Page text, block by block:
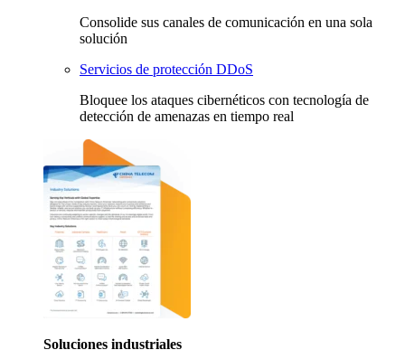
Consolide sus canales de comunicación en una sola
solución
Servicios de protección DDoS
Bloquee los ataques cibernéticos con tecnología de
detección de amenazas en tiempo real
Soluciones industriales